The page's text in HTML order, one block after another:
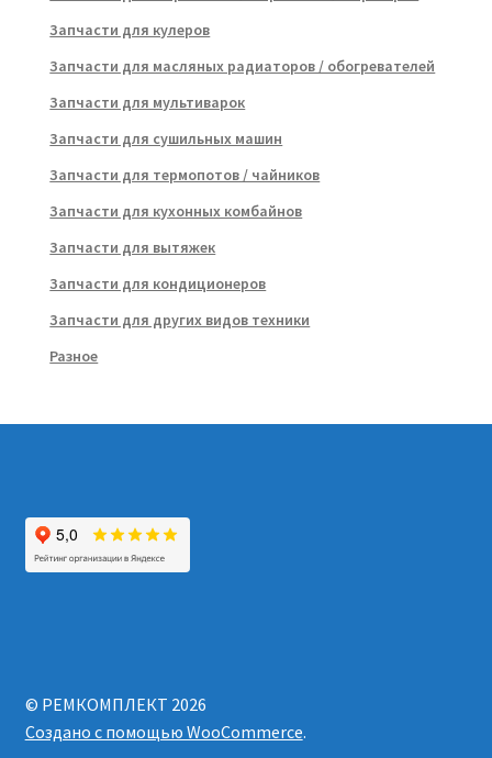
Запчасти для кулеров
Запчасти для масляных радиаторов / обогревателей
Запчасти для мультиварок
Запчасти для сушильных машин
Запчасти для термопотов / чайников
Запчасти для кухонных комбайнов
Запчасти для вытяжек
Запчасти для кондиционеров
Запчасти для других видов техники
Разное
© РЕМКОМПЛЕКТ 2026
Создано с помощью WooCommerce.